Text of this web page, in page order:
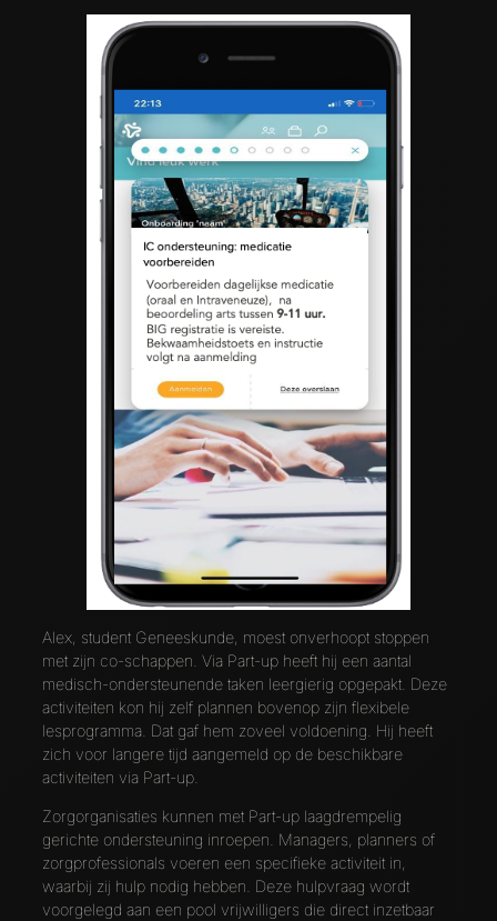
Alex, student Geneeskunde, moest onverhoopt stoppen
met zijn co-schappen. Via Part-up heeft hij een aantal
medisch-ondersteunende taken leergierig opgepakt. Deze
activiteiten kon hij zelf plannen bovenop zijn flexibele
lesprogramma. Dat gaf hem zoveel voldoening. Hij heeft
zich voor langere tijd aangemeld op de beschikbare
activiteiten via Part-up.
Zorgorganisaties kunnen met Part-up laagdrempelig
gerichte ondersteuning inroepen. Managers, planners of
zorgprofessionals voeren een specifieke activiteit in,
waarbij zij hulp nodig hebben. Deze hulpvraag wordt
voorgelegd aan een pool vrijwilligers die direct inzetbaar